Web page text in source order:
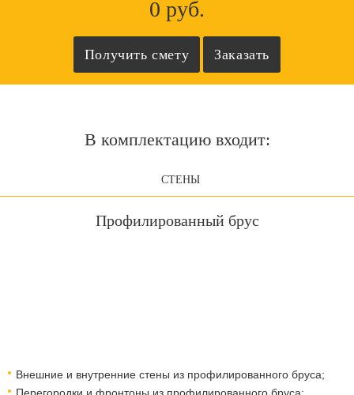
0 руб.
В комплектацию входит:
СТЕНЫ
Профилированный брус
Внешние и внутренние стены из профилированного бруса;